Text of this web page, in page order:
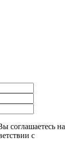
соглашаетесь на
с